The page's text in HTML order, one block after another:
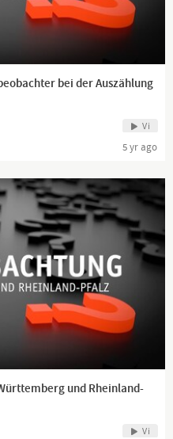
bei der Auszählung
Vi
5 yr ago
und Rheinland-
Vi